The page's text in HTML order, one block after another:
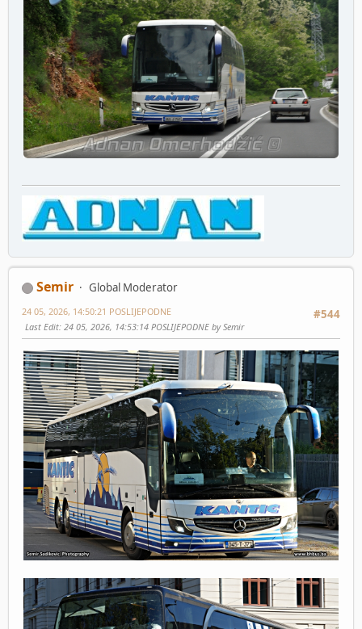
Semir
Global Moderator
#544
24 05, 2026, 14:50:21 POSLIJEPODNE
Last Edit: 24 05, 2026, 14:53:14 POSLIJEPODNE by Semir